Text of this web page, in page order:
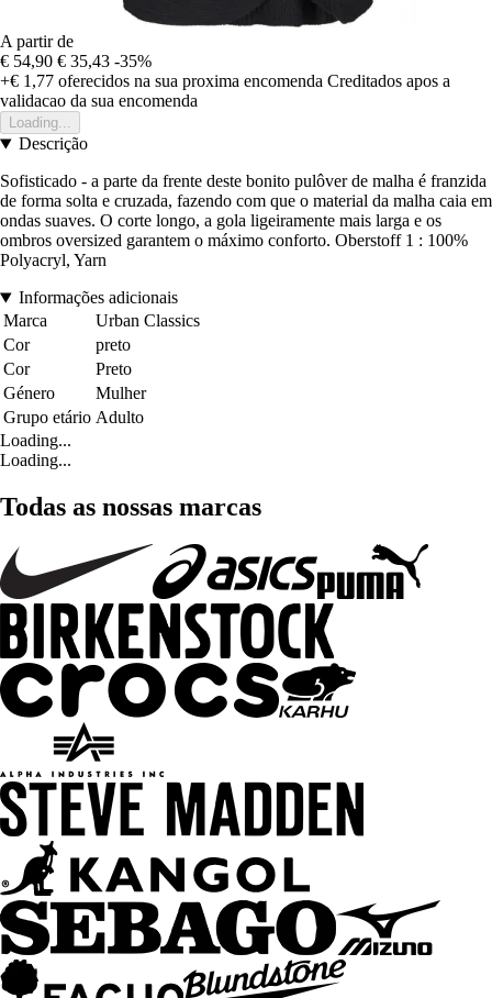
A partir de
€ 54,90 € 35,43 -35%
+€ 1,77 oferecidos na sua proxima encomenda Creditados apos a
validacao da sua encomenda
Loading...
Descrição
Sofisticado - a parte da frente deste bonito pulôver de malha é franzida
de forma solta e cruzada, fazendo com que o material da malha caia em
ondas suaves. O corte longo, a gola ligeiramente mais larga e os
ombros oversized garantem o máximo conforto. Oberstoff 1 : 100%
Polyacryl, Yarn
Informações adicionais
Marca
Urban Classics
Cor
preto
Cor
Preto
Género
Mulher
Grupo etário Adulto
Loading...
Loading...
Todas as nossas marcas